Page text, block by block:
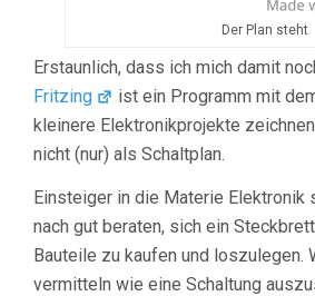
Der Plan steht
Erstaunlich, dass ich mich damit
Fritzing
ist ein Programm mit
kleinere Elektronikprojekte
nicht (nur) als Schaltplan.
Einsteiger in die Materie Elektronik
nach gut beraten, sich ein
Bauteile zu kaufen und loszulegen.
vermitteln wie eine Schaltung